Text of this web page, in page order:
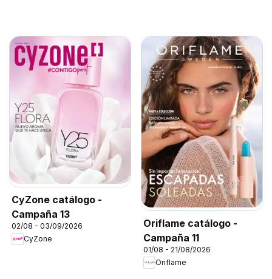
CyZone catálogo -
Campaña 13
02/08 - 03/09/2026
CyZone
Oriflame catálogo -
Campaña 11
01/08 - 21/08/2026
Oriflame